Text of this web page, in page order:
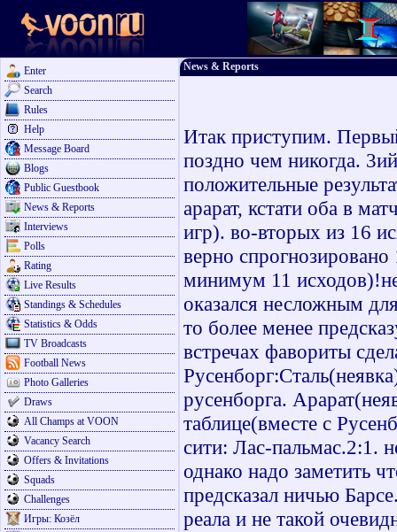
Enter
Search
Rules
Help
Message Board
Blogs
Public Guestbook
News & Reports
Interviews
Polls
Rating
Live Results
Standings & Schedules
Statistics & Odds
TV Broadcasts
Football News
Photo Galleries
Draws
All Champs at VOON
Vacancy Search
Offers & Invitations
Squads
Challenges
Игры: Козёл
News & Reports
Итак приступим.
поздно чем никогда.
положительные
арарат, кстати оба в
игр). во-вторых из 16
верно
минимум 11
оказался несложным
то более менее
встречах фавориты
русенборга.
таблице(вместе с
сити: Лас-пальмас.2:1.
однако надо заметить
предсказал ничью
реала и не такой